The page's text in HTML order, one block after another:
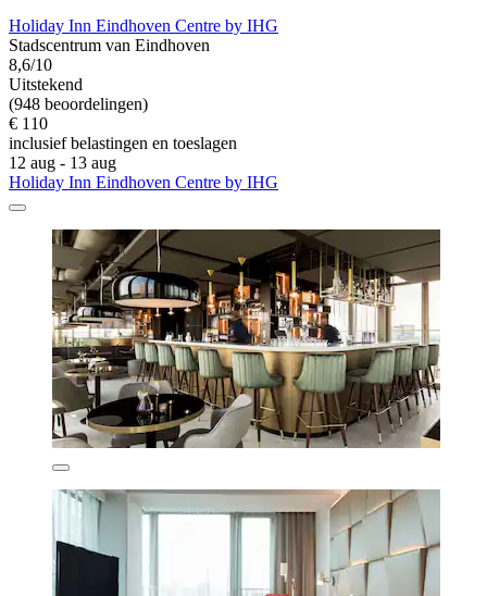
Holiday Inn Eindhoven Centre by IHG
Stadscentrum van Eindhoven
8,6/10
Uitstekend
(948 beoordelingen)
€ 110
inclusief belastingen en toeslagen
12 aug - 13 aug
Holiday Inn Eindhoven Centre by IHG